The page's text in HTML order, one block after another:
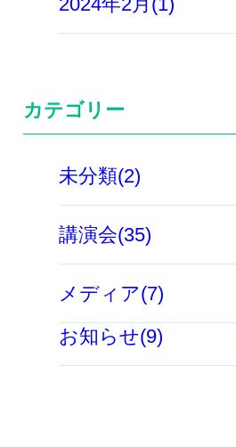
カテゴリー
未分類(2)
講演会(35)
メディア(7)
お知らせ(9)